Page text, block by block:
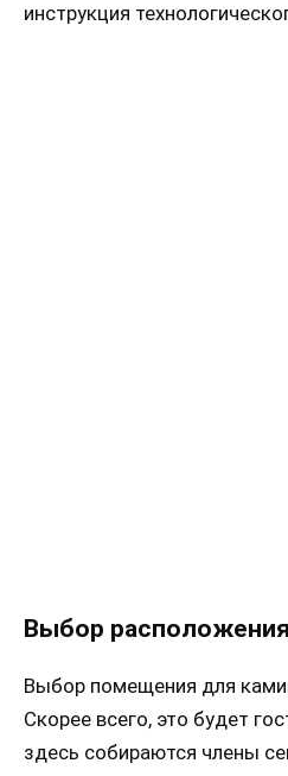
инструкция
Выбор расположения
Выбор помещения для
Скорее всего, это будет
здесь собираются члены